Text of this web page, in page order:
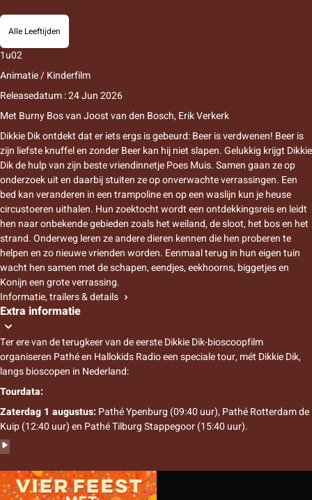
Alle Leeftijden
1u02
Animatie / Kinderfilm
Releasedatum : 24 Jun 2026
Met Burny BosvanJoost van den Bosch,Erik Verkerk
Dikkie Dik ontdekt dat er iets ergs is gebeurd: Beer is verdwenen! Beer is
zijn liefste knuffel en zonder Beer kan hij niet slapen. Gelukkig krijgt Dikkie
Dik de hulp van zijn beste vriendinnetje Poes Muis. Samen gaan ze op
onderzoek uit en daarbij stuiten ze op onverwachte verrassingen. Een
bed kan veranderen in een trampoline en op een waslijn kun je heuse
circustoeren uithalen. Hun zoektocht wordt een ontdekkingsreis en leidt
hen naar onbekende gebieden zoals het weiland, de sloot, het bos en het
strand. Onderweg leren ze andere dieren kennen die hen proberen te
helpen en zo nieuwe vrienden worden. Eenmaal terug in hun eigen tuin
wacht hen samen met de schapen, eendjes, eekhoorns, biggetjes en
Konijn een grote verrassing.
Informatie, trailers & details
Extra informatie
Ter ere van de terugkeer van de eerste Dikkie Dik-bioscoopfilm
organiseren Pathé en Hallokids Radio een speciale tour, mét Dikkie Dik,
langs bioscopen in Nederland:
Tourdata:
Zaterdag 1 augustus: Pathé Ypenburg (09:40 uur), Pathé Rotterdam de
Kuip (12:40 uur) en Pathé Tilburg Stappegoor (15:40 uur).